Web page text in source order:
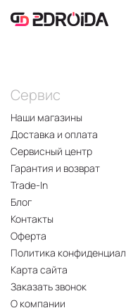
Сервис
Наши магазины
Доставка и оплата
Сервисный центр
Гарантия и возврат
Trade-In
Блог
Контакты
Оферта
Политика
Карта сайта
Заказать звонок
О компании